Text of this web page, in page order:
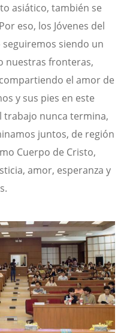
asiático, también se
eso, los Jóvenes del
siendo un
nuestras fronteras,
el amor de
y sus pies en este
trabajo nunca termina,
juntos, de región
Cuerpo de Cristo,
amor, esperanza y